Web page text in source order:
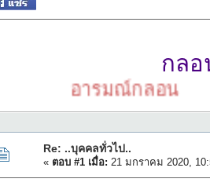
กลอ
อารมณ์กลอน
Re: ..บุคคลทั่วไป..
« ตอบ #1 เมื่อ: 21 มกราคม 2020,